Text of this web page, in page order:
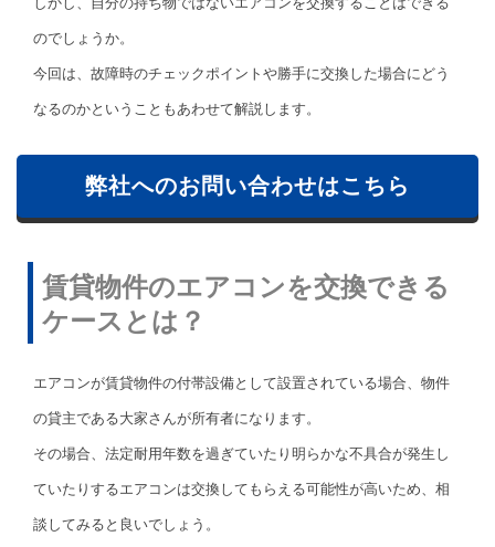
のでしょうか。
今回は、故障時のチェックポイントや勝手に交換した場合にどう
なるのかということもあわせて解説します。
弊社へのお問い合わせはこちら
賃貸物件のエアコンを交換できる
ケースとは？
エアコンが賃貸物件の付帯設備として設置されている場合、物件
の貸主である大家さんが所有者になります。
その場合、法定耐用年数を過ぎていたり明らかな不具合が発生し
ていたりするエアコンは交換してもらえる可能性が高いため、相
談してみると良いでしょう。